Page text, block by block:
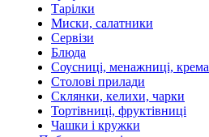
Тарілки
Миски, салатники
Сервізи
Блюда
Соусниці, менажниці,
Столові прилади
Склянки, келихи, чарки
Тортівниці, фруктівниці
Чашки і кружки